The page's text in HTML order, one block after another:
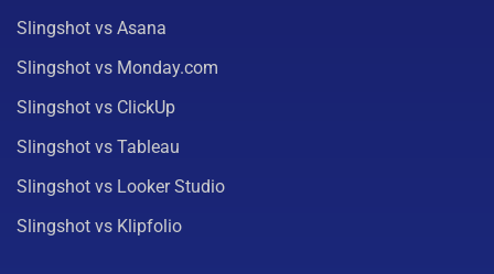
Slingshot vs Asana
Slingshot vs Monday.com
Slingshot vs ClickUp
Slingshot vs Tableau
Slingshot vs Looker Studio
Slingshot vs Klipfolio